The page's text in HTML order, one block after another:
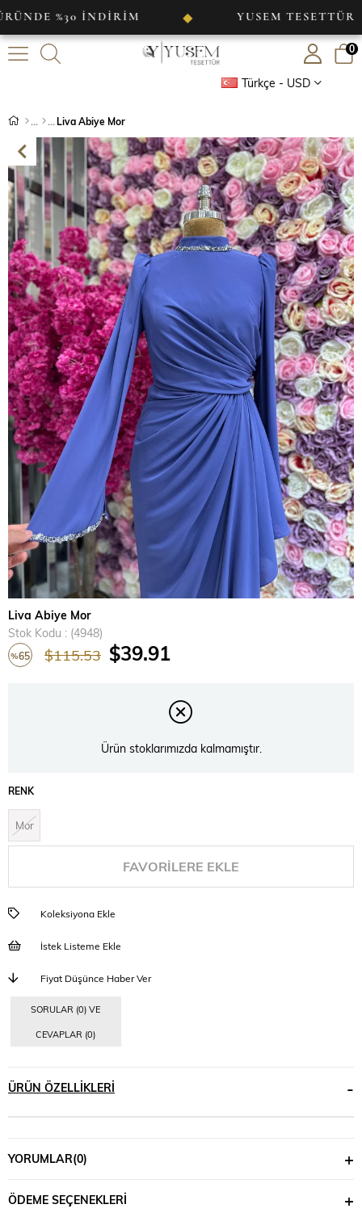
İNDİRİM ◆ YUSEM TESETTÜR ◆
Türkçe - USD
0
Liva Abiye Mor
›
Liva Abiye Mor
Stok Kodu
(4948)
%65 $115.53 $39.91
Ürün stoklarımızda kalmamıştır.
RENK
Mor
FAVORILERE EKLE
Koleksiyona Ekle
İstek Listeme Ekle
Fiyat Düşünce Haber Ver
SORULAR (0) VE
CEVAPLAR (0)
ÜRÜN ÖZELLIKLERI
YORUMLAR(0)
ÖDEME SEÇENEKLERI